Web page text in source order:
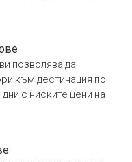
позволява да
към дестинация по
с ниските цени на